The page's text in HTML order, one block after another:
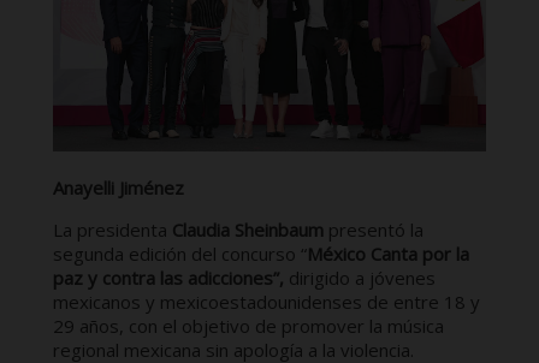
Anayelli Jiménez
La presidenta Claudia Sheinbaum presentó la
segunda edición del concurso “México Canta por la
paz y contra las adicciones”, dirigido a jóvenes
mexicanos y mexicoestadounidenses de entre 18 y
29 años, con el objetivo de promover la música
regional mexicana sin apología a la violencia.